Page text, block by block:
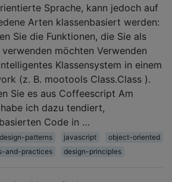
Sprache, kann jedoch auf
Arten klassenbasiert werden:
Sie die Funktionen, die Sie als
verwenden möchten Verwenden
Klassensystem in einem
(z. B. mootools Class.Class ).
Sie es aus Coffeescript Am
ich dazu tendiert,
Code in …
design-patterns javascript
object-oriented
and-practices
design-principles